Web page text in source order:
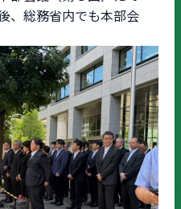
、総務省内でも本部会